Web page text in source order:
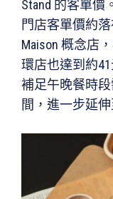
Stand 的客單
門店客單價約
Maison 概念店
環店也達到約
補足午晚餐時
間，進一步延